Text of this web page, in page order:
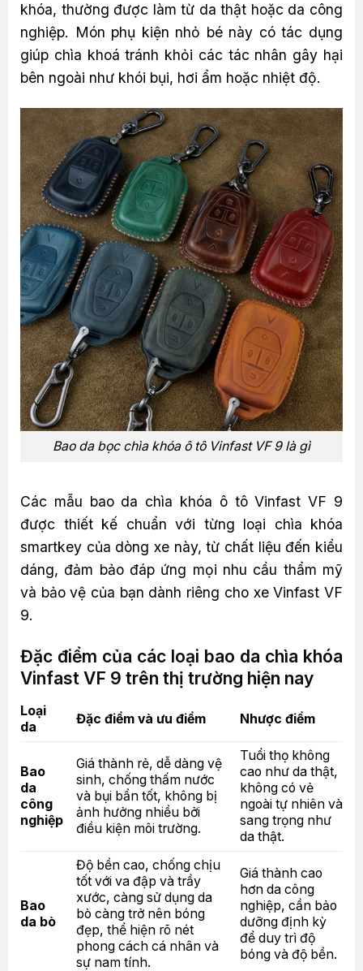
khóa, thường được làm từ da thật hoặc da công
nghiệp. Món phụ kiện nhỏ bé này có tác dụng
giúp chìa khoá tránh khỏi các tác nhân gây hại
bên ngoài như khói bụi, hơi ẩm hoặc nhiệt độ.
Bao da bọc chìa khóa ô tô Vinfast VF 9 là gì
Các mẫu bao da chìa khóa ô tô Vinfast VF 9
được thiết kế chuẩn với từng loại chìa khóa
smartkey của dòng xe này, từ chất liệu đến kiểu
dáng, đảm bảo đáp ứng mọi nhu cầu thẩm mỹ
và bảo vệ của bạn dành riêng cho xe Vinfast VF
9.
Đặc điểm của các loại bao da chìa khóa
Vinfast VF 9 trên thị trường hiện nay
Loại
da
Đặc điểm và ưu điểm Nhược điểm
Bao
da
công
nghiệp
Giá thành rẻ, dễ dàng vệ
sinh, chống thấm nước
và bụi bẩn tốt, không bị
ảnh hưởng nhiều bởi
điều kiện môi trường.
Tuổi thọ không
cao như da thật,
không có vẻ
ngoài tự nhiên và
sang trọng như
da thật.
Bao
da bò
Độ bền cao, chống chịu
tốt với va đập và trầy
xước, càng sử dụng da
bò càng trở nên bóng
đẹp, thể hiện rõ nét
phong cách cá nhân và
sự nam tính.
Giá thành cao
hơn da công
nghiệp, cần bảo
dưỡng định kỳ
để duy trì độ
bóng và độ bền.